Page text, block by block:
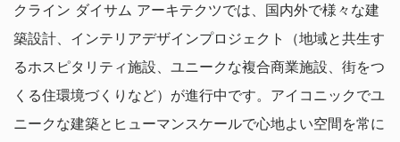
クライン ダイサム アーキテクツでは、国内外で様々な建
築設計、インテリアデザインプロジェクト（地域と共生す
るホスピタリティ施設、ユニークな複合商業施設、街をつ
くる住環境づくりなど）が進行中です。アイコニックでユ
ニークな建築とヒューマンスケールで心地よい空間を常に